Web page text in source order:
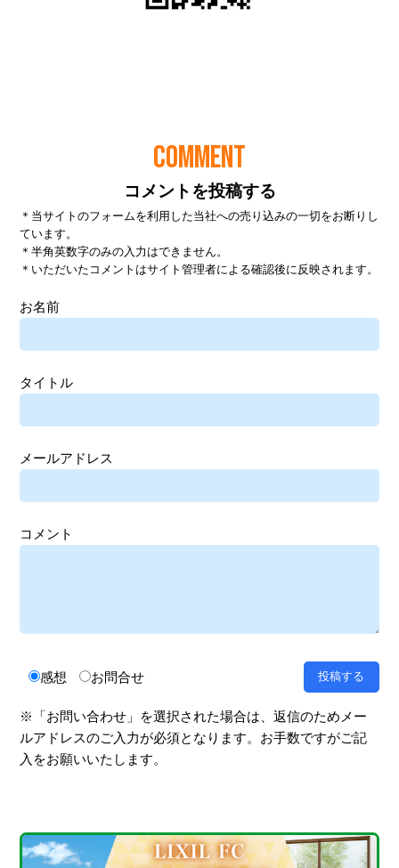
COMMENT
コメントを投稿する
＊当サイトのフォームを利用した当社への売り込みの一切をお断りし
ています。
＊半角英数字のみの入力はできません。
＊いただいたコメントはサイト管理者による確認後に反映されます。
お名前
タイトル
メールアドレス
コメント
感想 お問合せ
※「お問い合わせ」を選択された場合は、返信のためメー
ルアドレスのご入力が必須となります。お手数ですがご記
入をお願いいたします。